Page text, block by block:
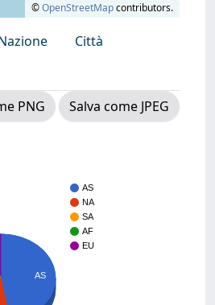
©OpenStreetMapcontributors.
Città
PNG
Salva come JPEG
AS
NA
SA
AF
EU
AS